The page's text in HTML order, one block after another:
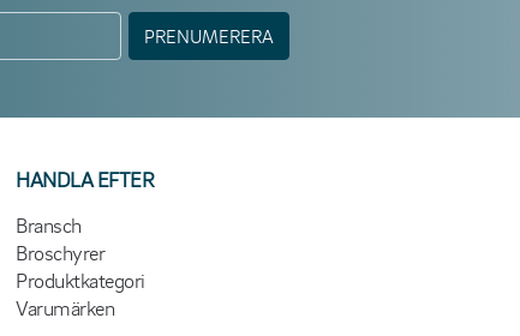
PRENUMERERA
HANDLA EFTER
Bransch
Broschyrer
Produktkategori
Varumärken